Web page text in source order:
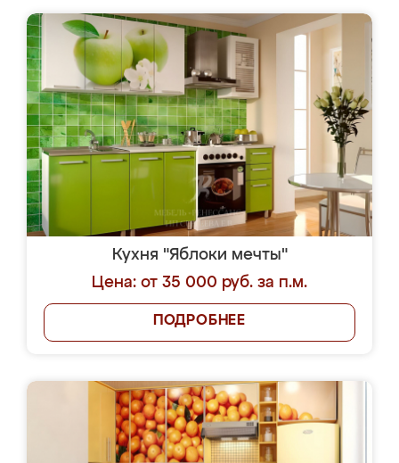
Кухня "Яблоки мечты"
Цена: от 35 000 руб. за п.м.
ПОДРОБНЕЕ